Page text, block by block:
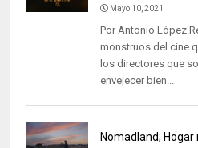
Mayo 10, 2021
Por Antonio
monstruos del cine
los directores que
envejecer bien...
Nomadland; Hogar